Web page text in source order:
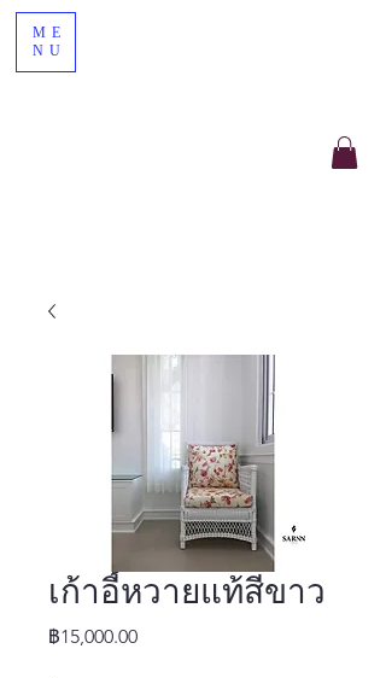
ME
NU
เก้าอี้หวายแท้สีขาว
฿15,000.00ราคา